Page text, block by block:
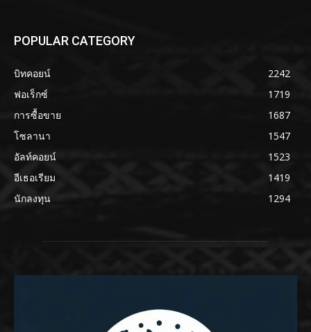
POPULAR CATEGORY
บิทคอยน์
2242
ฟอเร็กซ์
1719
การซื้อขาย
1687
โซลานา
1547
อัลท์คอยน์
1523
อีเธอเรียม
1419
นักลงทุน
1294